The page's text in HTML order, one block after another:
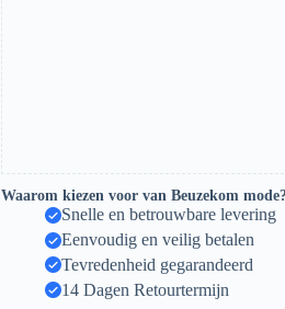
Waarom kiezen voor van Beuzekom
Snelle en betrouwbare levering
Eenvoudig en veilig betalen
Tevredenheid gegarandeerd
14 Dagen Retourtermijn